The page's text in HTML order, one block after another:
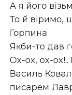
А я його
То й віримо,
Горпина
Якби-то дав
Ox-ox, ox-ox!..
Василь
писарем